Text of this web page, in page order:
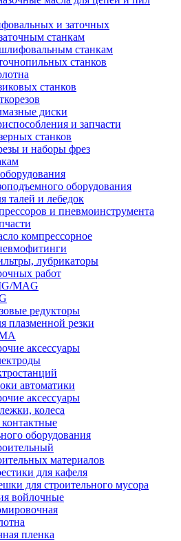
и заточных
станкам
станкам
станков
станков
диски
и запчасти
станков
и наборы фрез
оборудования
талей и лебедок
и пневмоинструмента
компрессорное
лубрикаторы
работ
MAG
редукторы
плазменной резки
аксессуары
автоматики
аксессуары
колеса
оборудования
материалов
для кафеля
для строительного мусора
войлочные
пленка